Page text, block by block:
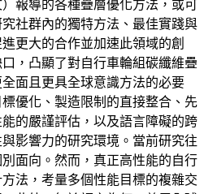
）報導的各種疊層優化方法，或可
社群內的獨特方法、最佳實踐與
更大的合作並加速此領域的創
，凸顯了對自行車輪組碳纖維疊
面且更具全球意識方法的必要
優化、製造限制的直接整合、先
的嚴謹評估，以及語言障礙的跨
影響力的研究環境。當前研究往
面向。然而，真正高性能的自行
法，考量多個性能目標的複雜交